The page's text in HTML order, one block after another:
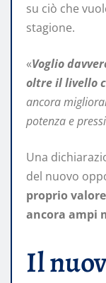
su ciò che
stagione.
«Voglio
oltre il livello
ancora
potenza e
Una
del nuovo
proprio valore
ancora ampi
Il